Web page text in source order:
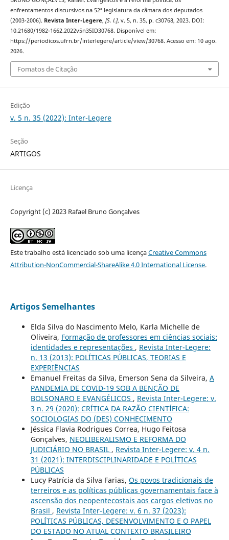
enfrentamentos discursivos na 52ª legislatura da câmara dos deputados
(2003-2006). Revista Inter-Legere, [S. l.], v. 5, n. 35, p. c30768, 2023. DOI:
10.21680/1982-1662.2022v5n35ID30768. Disponível em:
https://periodicos.ufrn.br/interlegere/article/view/30768. Acesso em: 10 ago.
2026.
Fomatos de Citação
Edição
v. 5 n. 35 (2022): Inter-Legere
Seção
ARTIGOS
Licença
Copyright (c) 2023 Rafael Bruno Gonçalves
Este trabalho está licenciado sob uma licençaCreative Commons
Attribution-NonCommercial-ShareAlike 4.0 International License.
Artigos Semelhantes
Elda Silva do Nascimento Melo, Karla Michelle de
Oliveira, Formação de professores em ciências sociais:
identidades e representações , Revista Inter-Legere:
n. 13 (2013): POLÍTICAS PÚBLICAS, TEORIAS E
EXPERIÊNCIAS
Emanuel Freitas da Silva, Emerson Sena da Silveira, A
PANDEMIA DE COVID-19 SOB A BENÇÃO DE
BOLSONARO E EVANGÉLICOS , Revista Inter-Legere: v.
3 n. 29 (2020): CRÍTICA DA RAZÃO CIENTÍFICA:
SOCIOLOGIAS DO (DES) CONHECIMENTO
Jéssica Flavia Rodrigues Correa, Hugo Feitosa
Gonçalves, NEOLIBERALISMO E REFORMA DO
JUDICIÁRIO NO BRASIL , Revista Inter-Legere: v. 4 n.
31 (2021): INTERDISCIPLINARIDADE E POLÍTICAS
PÚBLICAS
Lucy Patrícia da Silva Farias, Os povos tradicionais de
terreiros e as políticas públicas governamentais face à
ascensão dos neopentecostais aos cargos eletivos no
Brasil , Revista Inter-Legere: v. 6 n. 37 (2023):
POLÍTICAS PÚBLICAS, DESENVOLVIMENTO E O PAPEL
DO ESTADO NO ATUAL CONTEXTO BRASILEIRO